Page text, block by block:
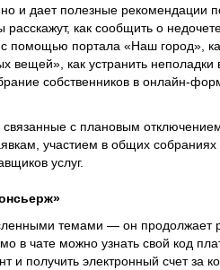
и дает полезные рекомендации
как сообщить о
помощью портала «Наш город»,
как устранить неполадки
собственников в онлайн-
с плановым
участием в общих собраниях
услуг.
темами — он продолжает
в чате можно узнать свой код
получить электронный счет за